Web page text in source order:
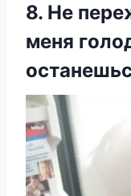
8. Не
меня